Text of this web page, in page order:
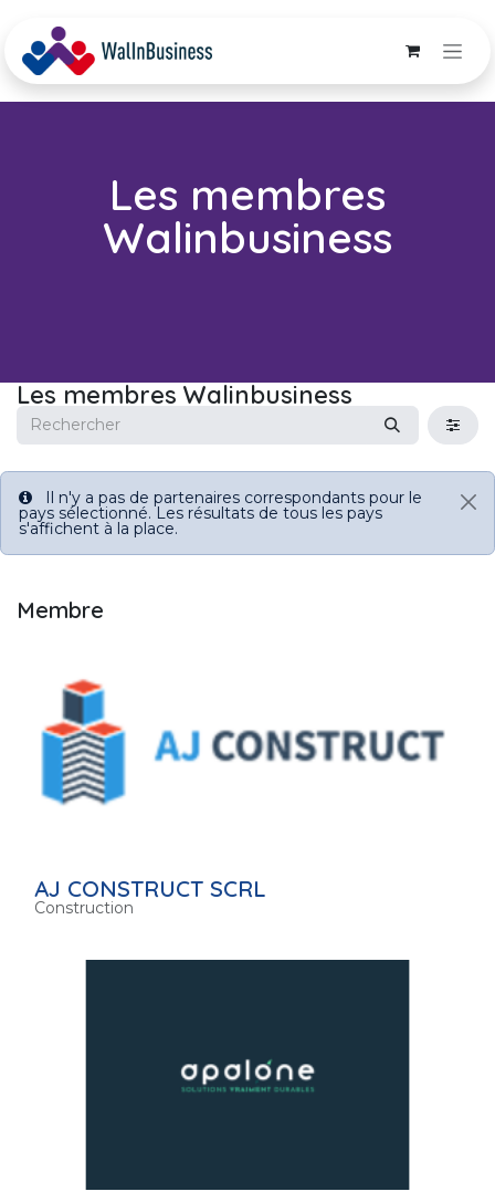
Les membres
Walinbusiness
Les membres Walinbusiness
Il n'y a pas de partenaires correspondants pour le
pays sélectionné. Les résultats de tous les pays
s'affichent à la place.
Membre
AJ CONSTRUCT SCRL
Construction